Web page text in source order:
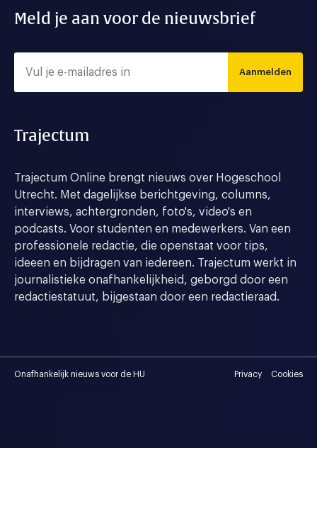
Meld je aan voor de nieuwsbrief
Aanmelden
Trajectum
Trajectum Online brengt nieuws over Hogeschool
Utrecht. Met dagelijkse berichtgeving, columns,
interviews, achtergronden, foto's, video's en
podcasts. Voor studenten en medewerkers. Van een
professionele redactie, die openstaat voor tips,
ideeen en bijdragen van iedereen. Trajectum werkt in
journalistieke onafhankelijkheid, geborgd door een
redactiestatuut, bijgestaan door een redactieraad.
Onafhankelijk nieuws voor de HU Privacy Cookies